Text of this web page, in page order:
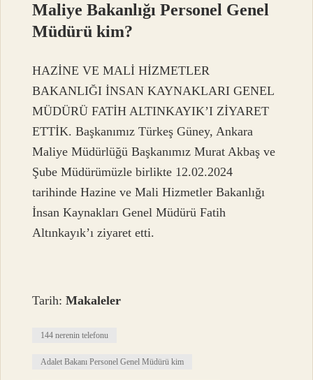
Maliye Bakanlığı Personel Genel
Müdürü kim?
HAZİNE VE MALİ HİZMETLER
BAKANLIĞI İNSAN KAYNAKLARI GENEL
MÜDÜRÜ FATİH ALTINKAYIK’I ZİYARET
ETTİK. Başkanımız Türkeş Güney, Ankara
Maliye Müdürlüğü Başkanımız Murat Akbaş ve
Şube Müdürümüzle birlikte 12.02.2024
tarihinde Hazine ve Mali Hizmetler Bakanlığı
İnsan Kaynakları Genel Müdürü Fatih
Altınkayık’ı ziyaret etti.
Tarih:Makaleler
144 nerenin telefonu
Adalet Bakanı Personel Genel Müdürü kim